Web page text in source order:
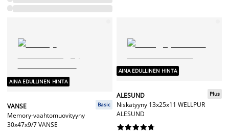
AINA EDULLINEN HINTA
VANSE
Memory-vaahtomuovityyny
30x47x9/7 VANSE
Basic
AINA EDULLINEN HINTA
ALESUND
Niskatyyny 13x25x11 WELLPUR
ALESUND
Plus





